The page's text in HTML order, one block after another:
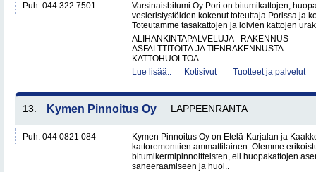
Puh. 044 322 7501
Varsinaisbitumi Oy Pori on bitumikattojen,
vesieristystöiden kokenut toteuttaja Porissa ja
Toteutamme tasakattojen ja loivien kattojen
ALIHANKINTAPALVELUJA - RAKENNUS
ASFALTTITÖITÄ JA TIENRAKENNUSTA
KATTOHUOLTOA..
Lue lisää..
Kotisivut Tuotteet ja palvelut
13. Kymen Pinnoitus Oy LAPPEENRANTA
Puh. 044 0821 084
Kymen Pinnoitus Oy on Etelä-Karjalan ja
kattoremonttien ammattilainen. Olemme
bitumikermipinnoitteisten, eli huopakattojen
saneeraamiseen ja huol..